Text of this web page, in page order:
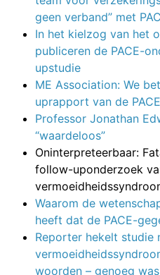
geen verband” met
In het kielzog van het
publiceren de PACE-
upstudie
ME Association: We
uprapport van de
Professor Jonathan
“waardeloos”
Oninterpreteerbaar:
follow-uponderzoek
Waarom de
heeft dat de PACE-
Reporter hekelt studie
woorden – genoeg